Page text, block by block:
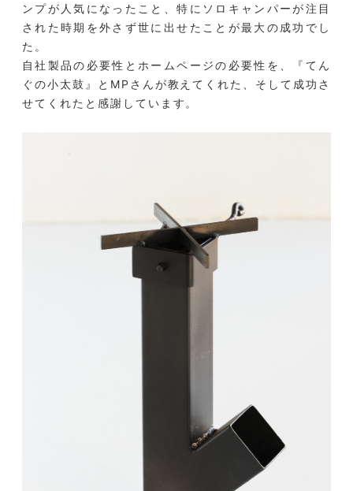
ンプが人気になったこと、特にソロキャンパーが注目
された時期を外さず世に出せたことが最大の成功でし
た。
自社製品の必要性とホームページの必要性を、『てん
ぐの小太鼓』とMPさんが教えてくれた、そして成功さ
せてくれたと感謝しています。